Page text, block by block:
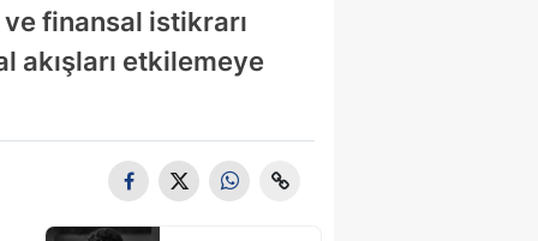
ve finansal istikrarı
akışları etkilemeye